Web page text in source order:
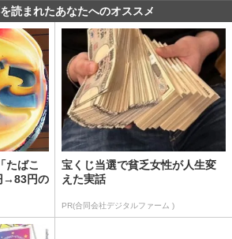
読まれたあなたへのオススメ
たばこ
→83円の
宝くじ当選で貧乏女性が人生変
えた実話
PR(合同会社デジタルファーム )